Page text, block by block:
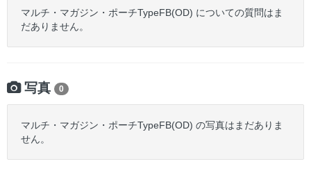
マルチ・マガジン・ポーチTypeFB(OD) についての質問はま
だありません。
写真 0
マルチ・マガジン・ポーチTypeFB(OD) の写真はまだありま
せん。